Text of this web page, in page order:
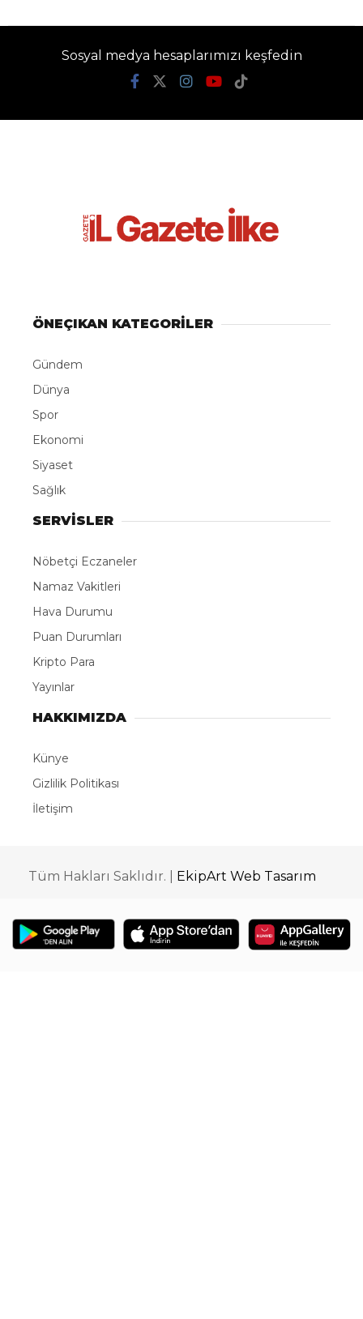
Sosyal medya hesaplarımızı keşfedin
ÖNEÇIKAN KATEGORİLER
Gündem
Dünya
Spor
Ekonomi
Siyaset
Sağlık
SERVİSLER
Nöbetçi Eczaneler
Namaz Vakitleri
Hava Durumu
Puan Durumları
Kripto Para
Yayınlar
HAKKIMIZDA
Künye
Gizlilik Politikası
İletişim
Tüm Hakları Saklıdır. | EkipArt Web Tasarım